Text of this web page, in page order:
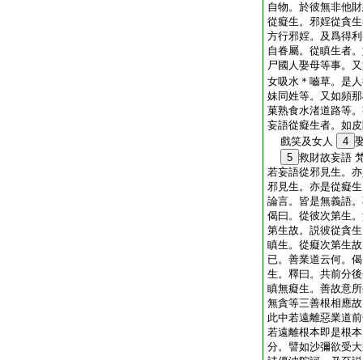
自物。於彼無非他
從癡生。邪婬從貪
方行邪婬。及爲得
自眷屬。從瞋生者
尸國人娶母等事。
女吸水＊嚙草。是
妹同姓等。又如頻
菓熟食水渚道路等
妄語從癡生者。如
戲笑及女人
4
5 救財故妄語
若妄語從邪見生。
邪見生。亦是從癡
論言。皆是無義語
偈曰。從彼次第生
第生故。説彼從貪
瞋生。從癡次第生
已。善業道云何。
生。釋曰。共前分
瞋無癡生。善故意
無貪等三善根相應
此中若遠離惡業道
若遠離根本即是根
分。譬如沙彌欲受